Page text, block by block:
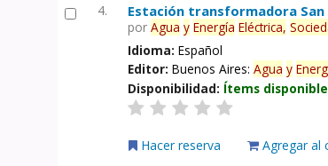
4. Estación transformadora
porAgua y Energía Eléctrica,
Idioma:Español
Editor:Buenos Aires:Agua y
Disponibilidad: Ítems
Hacer reserva Agregar al